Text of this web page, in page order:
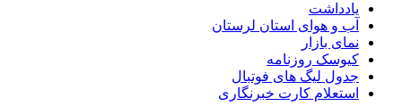
یادداشت
آب و هوای استان لرستان
نمای بازار
کیوسک روزنامه
جدول لیگ های فوتبال
استعلام کارت خبرنگاری